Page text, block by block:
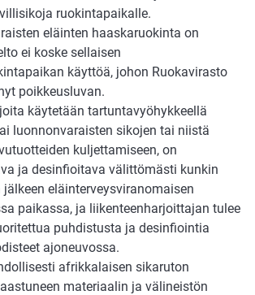
ruokintapaikalle.
eläinten haaskaruokinta on
ei koske sellaisen
käyttöä, johon Ruokavirasto
poikkeusluvan.
käytetään tartuntavyöhykkeellä
luonnonvaraisten sikojen tai niistä
kuljettamiseen, on
ja desinfioitava välittömästi kunkin
jälkeen eläinterveysviranomaisen
paikassa, ja liikenteenharjoittajan tulee
puhdistusta ja desinfiointia
ajoneuvossa.
afrikkalaisen sikaruton
materiaalin ja välineistön